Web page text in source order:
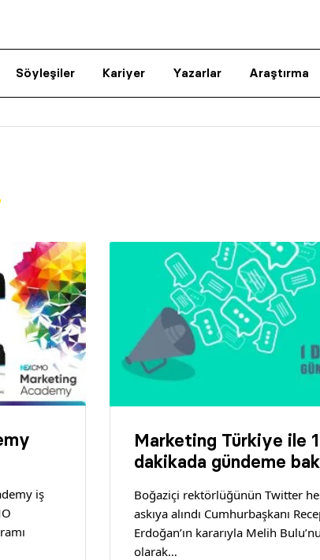
Söyleşiler Kariyer Yazarlar Araştırma
iş
Marketing Türkiye ile 1
dakikada gündeme
Boğaziçi rektörlüğünün Twitter
askıya alındı Cumhurbaşkanı
Erdoğan’ın kararıyla Melih
olarak…